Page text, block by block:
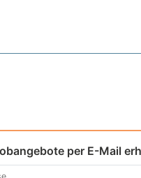
per E-Mail